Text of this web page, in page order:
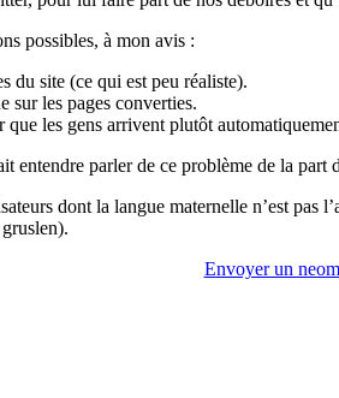
possibles, à mon avis :
du site (ce qui est peu réaliste).
sur les pages converties.
les gens arrivent plutôt
parler de ce problème de la part
dont la langue maternelle n’est pas
Envoyer un